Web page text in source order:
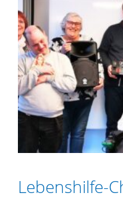
Lebens­hilfe-­